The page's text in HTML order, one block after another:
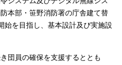
本部・笹野消防署の庁舎建て替
始を目指し、基本設計及び実施設
団員の確保を支援するととも